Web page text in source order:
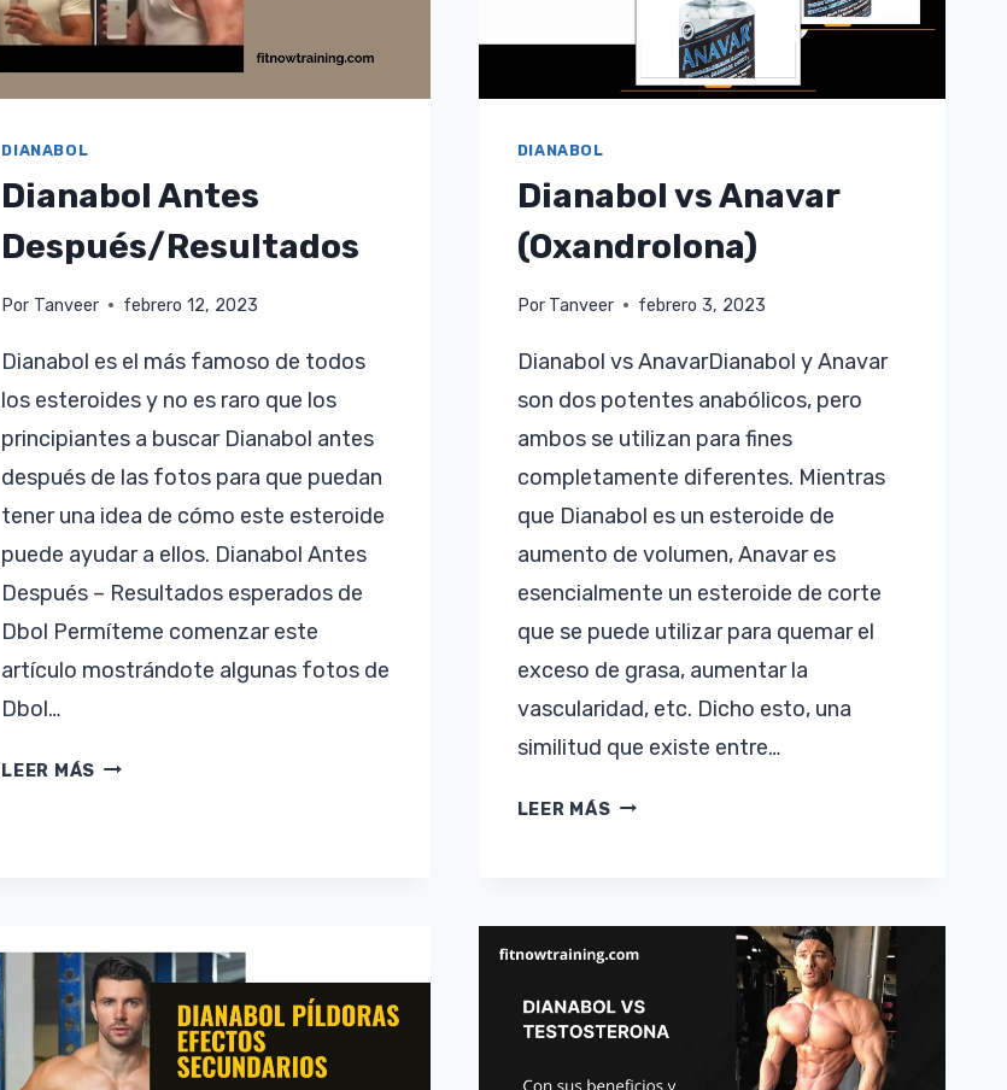
DIANABOL
Dianabol Antes
Después/Resultados
Por Tanveer febrero 12, 2023
Dianabol es el más famoso de todos
los esteroides y no es raro que los
principiantes a buscar Dianabol antes
después de las fotos para que puedan
tener una idea de cómo este esteroide
puede ayudar a ellos. Dianabol Antes
Después – Resultados esperados de
Dbol Permíteme comenzar este
artículo mostrándote algunas fotos de
Dbol…
LEER MÁS DIANABOL
DIANABOL
Dianabol vs Anavar
(Oxandrolona)
Por Tanveer febrero 3, 2023
Dianabol vs AnavarDianabol y Anavar
son dos potentes anabólicos, pero
ambos se utilizan para fines
completamente diferentes. Mientras
que Dianabol es un esteroide de
aumento de volumen, Anavar es
esencialmente un esteroide de corte
que se puede utilizar para quemar el
exceso de grasa, aumentar la
vascularidad, etc. Dicho esto, una
similitud que existe entre…
LEER MÁS DIANABOL